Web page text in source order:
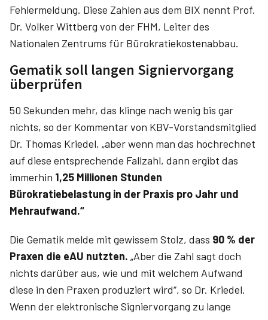
Fehlermeldung. Diese Zahlen aus dem BIX nennt Prof.
Dr. Volker Wittberg von der FHM, Leiter des
Nationalen Zentrums für Bürokratiekostenabbau.
Gematik soll langen Signiervorgang
überprüfen
50 Sekunden mehr, das klinge nach wenig bis gar
nichts, so der Kommentar von KBV-Vorstandsmitglied
Dr. Thomas Kriedel, „aber wenn man das hochrechnet
auf diese entsprechende Fallzahl, dann ergibt das
immerhin 1,25 Millionen Stunden
Bürokratiebelastung in der Praxis pro Jahr und
Mehraufwand.“
Die Gematik melde mit gewissem Stolz, dass 90 % der
Praxen die eAU nutzten. „Aber die Zahl sagt doch
nichts darüber aus, wie und mit welchem Aufwand
diese in den Praxen produziert wird“, so Dr. Kriedel.
Wenn der elektronische Signiervorgang zu lange